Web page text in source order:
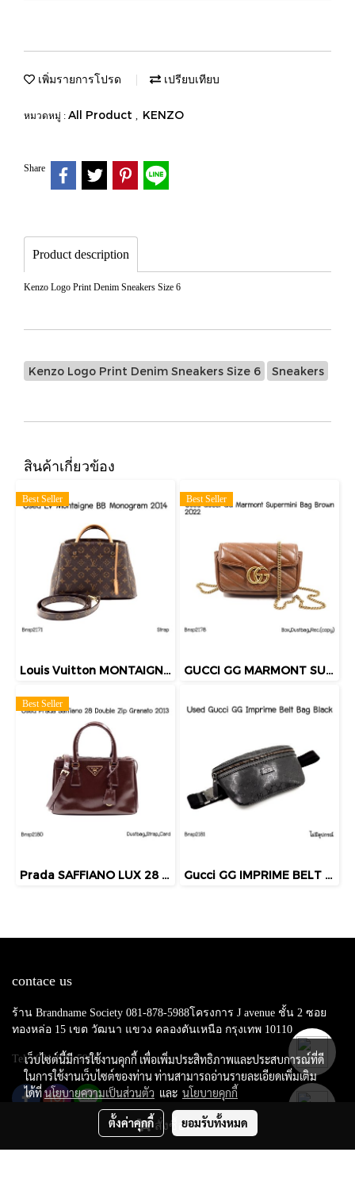
สั่งซื้อสินค้า
เพิ่มรายการโปรด เปรียบเทียบ
หมวดหมู่ : All Product , KENZO
Share
Product description
Kenzo Logo Print Denim Sneakers Size 6
Kenzo Logo Print Denim Sneakers Size 6 Sneakers
สินค้าเกี่ยวข้อง
Best Seller
Louis Vuitton MONTAIGNE BB MONOGRAM 2014
Best Seller
GUCCI GG MARMONT SUPERMINI BAG BROWN 2022
Best Seller
Prada SAFFIANO LUX 28 DOUBLE ZIP GRANATO 2013 Gucci GG IMPRIME BELT BAG BLACK
contace us
ร้าน Brandname Society 081-878-5988โครงการ J avenue ชั้น 2 ซอย
ทองหล่อ 15 เขต วัฒนา แขวง คลองตันเหนือ กรุงเทพ 10110
Tel : 081-878-5988
เว็บไซต์นี้มีการใช้งานคุกกี้ เพื่อเพิ่มประสิทธิภาพและประสบการณ์ที่ดี
ในการใช้งานเว็บไซต์ของท่าน ท่านสามารถอ่านรายละเอียดเพิ่มเติม
ได้ที่นโยบายความเป็นส่วนตัว และ นโยบายคุกกี้
ตั้งค่าคุกกี้ ยอมรับทั้งหมด